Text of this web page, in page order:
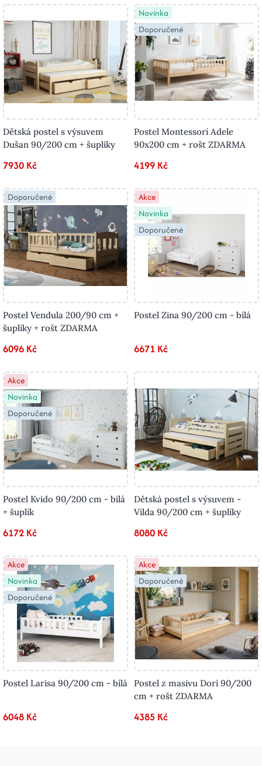
Dětská postel s výsuvem
Dušan 90/200 cm + šuplíky
7930 Kč
Novinka
Doporučené
Postel Montessori Adele
90x200 cm + rošt ZDARMA
4199 Kč
Doporučené
Postel Vendula 200/90 cm +
šuplíky + rošt ZDARMA
6096 Kč
Akce
Novinka
Doporučené
Postel Zina 90/200 cm - bílá
6671 Kč
Akce
Novinka
Doporučené
Postel Kvido 90/200 cm - bílá
+ šuplík
6172 Kč
Dětská postel s výsuvem -
Vilda 90/200 cm + šuplíky
8080 Kč
Akce
Novinka
Doporučené
Postel Larisa 90/200 cm - bílá
6048 Kč
Akce
Doporučené
Postel z masivu Dori 90/200
cm + rošt ZDARMA
4385 Kč